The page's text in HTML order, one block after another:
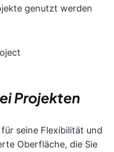
genutzt werden
Projekten
seine Flexibilität und
Oberfläche, die Sie